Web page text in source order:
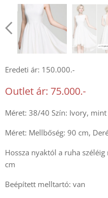
Eredeti ár: 150.000.-
Outlet ár: 75.000.-
Méret: 38/40 Szín: Ivory, mint
Méret: Mellbőség: 90 cm,
Hossza nyaktól a ruha
cm
Beépített melltartó: van